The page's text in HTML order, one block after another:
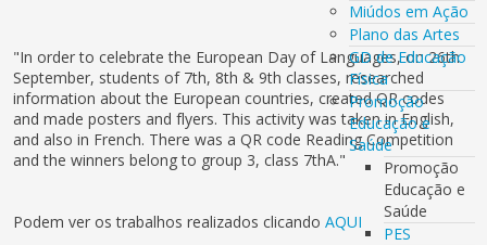
Miúdos em Ação
Plano das Artes
GD de Educação
Física
Promoção
Educação e
Saúde
Promoção
Educação e
Saúde
PES
"In order to celebrate the European Day of Languages, on 26th
September, students of 7th, 8th & 9th classes, researched
information about the European countries, created QR codes
and made posters and flyers. This activity was taken in English,
and also in French. There was a QR code Reading Competition
and the winners belong to group 3, class 7thA."
Podem ver os trabalhos realizados clicando AQUI